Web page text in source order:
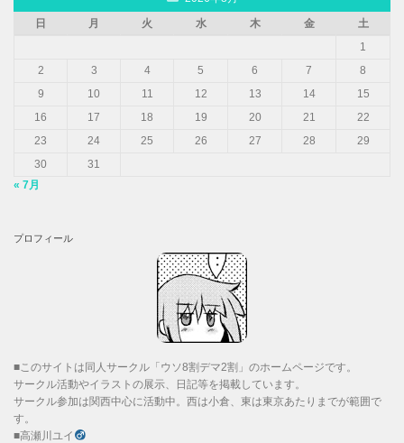
日
月 火 水 木 金
土
1
2
3 4 5 6 7
8
9
10 11 12 13 14
15
16
17 18 19 20 21
22
23
24 25 26 27 28
29
30
31
« 7月
プロフィール
■このサイトは同人サークル「ウソ8割デマ2割」のホームページです。
サークル活動やイラストの展示、日記等を掲載しています。
サークル参加は関西中心に活動中。西は小倉、東は東京あたりまでが範囲で
す。
■高瀬川ユイ